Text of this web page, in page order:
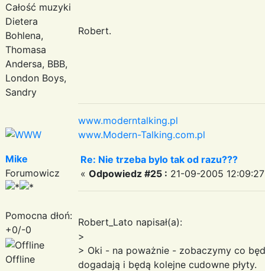
Całość muzyki
Dietera
Bohlena,
Thomasa
Andersa, BBB,
London Boys,
Sandry
Robert.
www.moderntalking.pl
www.Modern-Talking.com.pl
Mike
Forumowicz
Pomocna dłoń:
+0/-0
Offline
Re: Nie trzeba bylo tak od razu???
« Odpowiedz #25 : 21-09-2005
Robert_Lato napisał(a):
>
> Oki - na poważnie - zobaczymy co
dogadają i będą kolejne cudowne płyty.